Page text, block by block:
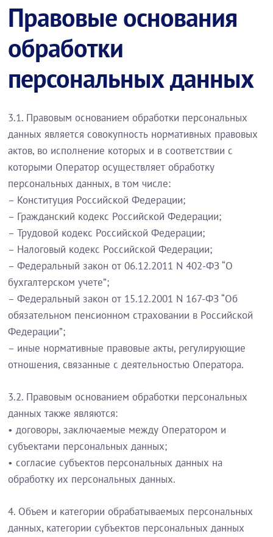
Правовые основания
обработки
персональных данных
3.1. Правовым основанием обработки персональных
данных является совокупность нормативных правовых
актов, во исполнение которых и в соответствии с
которыми Оператор осуществляет обработку
персональных данных, в том числе:
– Конституция Российской Федерации;
– Гражданский кодекс Российской Федерации;
– Трудовой кодекс Российской Федерации;
– Налоговый кодекс Российской Федерации;
– Федеральный закон от 06.12.2011 N 402-ФЗ “О
бухгалтерском учете”;
– Федеральный закон от 15.12.2001 N 167-ФЗ “Об
обязательном пенсионном страховании в Российской
Федерации”;
– иные нормативные правовые акты, регулирующие
отношения, связанные с деятельностью Оператора.
3.2. Правовым основанием обработки персональных
данных также являются:
• договоры, заключаемые между Оператором и
субъектами персональных данных;
• согласие субъектов персональных данных на
обработку их персональных данных.
4. Объем и категории обрабатываемых персональных
данных, категории субъектов персональных данных